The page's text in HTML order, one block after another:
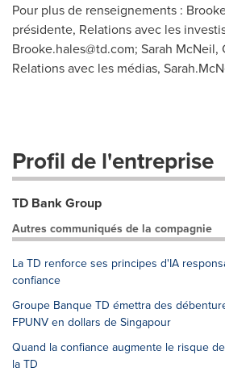
Pour plus de renseignements :
présidente, Relations avec les
Brooke.hales@td.com; Sarah
Relations avec les médias,
Profil de l'entreprise
TD Bank Group
Autres communiqués de la compagnie
La TD renforce ses principes d'IA
confiance
Groupe Banque TD émettra des
FPUNV en dollars de Singapour
Quand la confiance augmente le risque
la TD